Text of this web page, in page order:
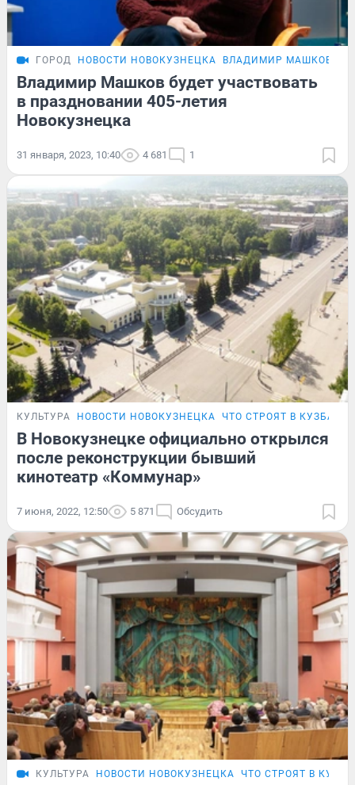
ГОРОД НОВОСТИ НОВОКУЗНЕЦКА ВЛАДИМИР МАШКОВ В
Владимир Машков будет участвовать
в праздновании 405-летия
Новокузнецка
31 января, 2023, 10:40 4 681 1
КУЛЬТУРА НОВОСТИ НОВОКУЗНЕЦКА ЧТО СТРОЯТ В КУЗБАССЕ
В Новокузнецке официально открылся
после реконструкции бывший
кинотеатр «Коммунар»
7 июня, 2022, 12:50 5 871 Обсудить
КУЛЬТУРА НОВОСТИ НОВОКУЗНЕЦКА ЧТО СТРОЯТ В